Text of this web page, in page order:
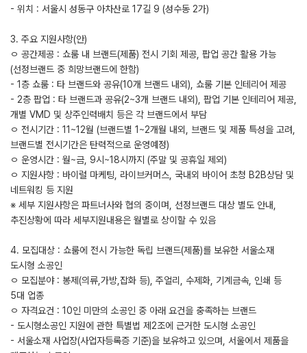
- 위치 : 서울시 성동구 아차산로 17길 9 (성수동 2가)
3. 주요 지원사항(안)
ㅇ 공간제공 : 쇼룸 내 브랜드(제품) 전시 기회 제공, 팝업 공간 활용 가능
(선정브랜드 중 희망브랜드에 한함)
- 1층 쇼룸 : 타 브랜드와 공유(10개 브랜드 내외), 쇼룸 기본 인테리어 제공
- 2층 팝업 : 타 브랜드과 공유(2~3개 브랜드 내외), 팝업 기본 인테리어 제공,
개별 VMD 및 상주인력배치 등은 각 브랜드에서 부담
ㅇ 전시기간 : 11~12월 (브랜드별 1~2개월 내외, 브랜드 및 제품 특성을 고려,
브랜드별 전시기간은 탄력적으로 운영예정)
ㅇ 운영시간 : 월~금, 9시~18시까지 (주말 및 공휴일 제외)
ㅇ 지원사항 : 바이럴 마케팅, 라이브커머스, 국내외 바이어 초청 B2B상담 및
네트워킹 등 지원
※ 세부 지원사항은 파트너사와 협의 중이며, 선정브랜드 대상 별도 안내,
추진상황에 따라 세부지원내용은 월별로 상이할 수 있음
4. 모집대상 : 쇼룸에 전시 가능한 독립 브랜드(제품)를 보유한 서울소재
도시형 소공인
ㅇ 모집분야 : 봉제(의류,가방,잡화 등), 주얼리, 수제화, 기계금속, 인쇄 등
5대 업종
ㅇ 자격요건 : 10인 미만의 소공인 중 아래 요건을 충족하는 브랜드
- 도시형소공인 지원에 관한 특별법 제2조에 근거한 도시형 소공인
- 서울소재 사업장(사업자등록증 기준)을 보유하고 있으며, 서울에서 제품을